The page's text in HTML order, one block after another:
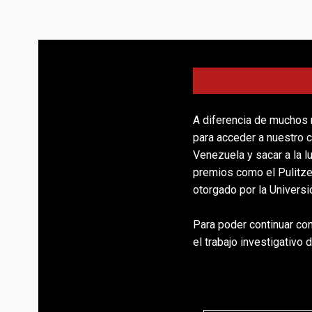
A diferencia de
para acceder a nuestro
Venezuela y sacar a la
premios como el
otorgado por la
Para poder continuar
el trabajo investigativo